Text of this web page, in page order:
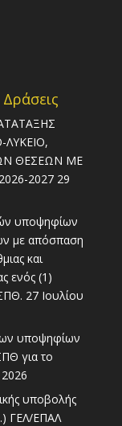
ΘΕΣΕΩΝ ΜΕ
2027 29
υποψηφίων
με απόσπαση
και
ενός (1)
27 Ιουλίου
υποψηφίων
για το
υποβολής
ΓΕΛ/ΕΠΑΛ